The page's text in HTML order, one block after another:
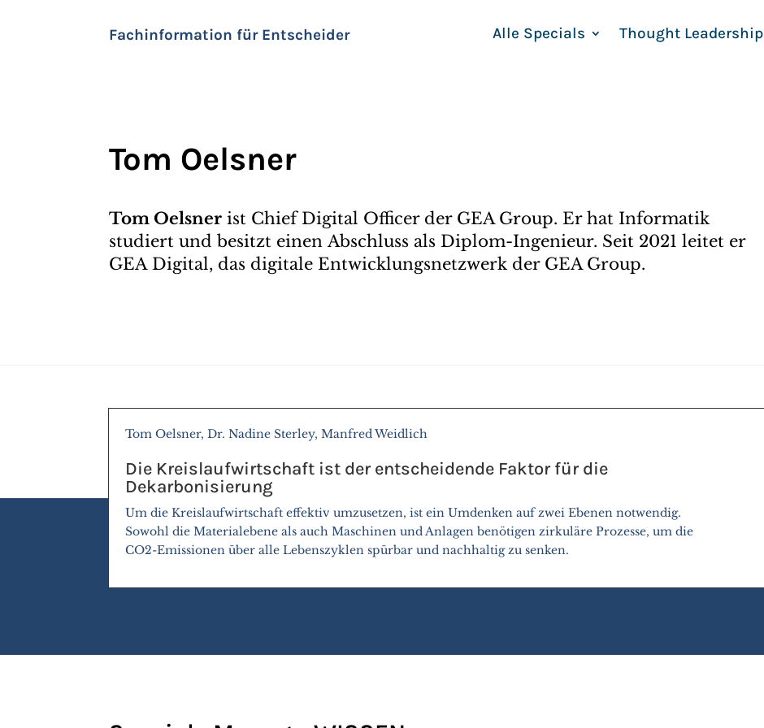
Fachinformation für Entscheider Alle Specials Thought Leadership
Tom Oelsner
Tom Oelsner ist Chief Digital Officer der GEA Group. Er hat Informatik
studiert und besitzt einen Abschluss als Diplom-Ingenieur. Seit 2021 leitet er
GEA Digital, das digitale Entwicklungsnetzwerk der GEA Group.
Tom Oelsner, Dr. Nadine Sterley, Manfred Weidlich
Die Kreislaufwirtschaft ist der entscheidende Faktor für die
Dekarbonisierung
Um die Kreislaufwirtschaft effektiv umzusetzen, ist ein Umdenken auf zwei Ebenen notwendig.
Sowohl die Materialebene als auch Maschinen und Anlagen benötigen zirkuläre Prozesse, um die
CO2-Emissionen über alle Lebenszyklen spürbar und nachhaltig zu senken.